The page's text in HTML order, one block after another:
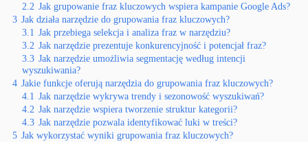
2.2 Jak grupowanie fraz kluczowych wspiera kampanie Google Ads?
3 Jak działa narzędzie do grupowania fraz kluczowych?
3.1 Jak przebiega selekcja i analiza fraz w narzędziu?
3.2 Jak narzędzie prezentuje konkurencyjność i potencjał fraz?
3.3 Jak narzędzie umożliwia segmentację według intencji
wyszukiwania?
4 Jakie funkcje oferują narzędzia do grupowania fraz kluczowych?
4.1 Jak narzędzie wykrywa trendy i sezonowość wyszukiwań?
4.2 Jak narzędzie wspiera tworzenie struktur kategorii?
4.3 Jak narzędzie pozwala identyfikować luki w treści?
5 Jak wykorzystać wyniki grupowania fraz kluczowych?